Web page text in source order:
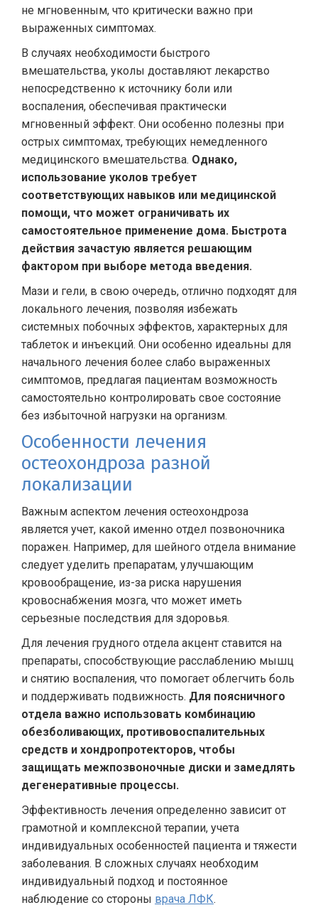
не мгновенным, что критически важно при
выраженных симптомах.
В случаях необходимости быстрого
вмешательства, уколы доставляют лекарство
непосредственно к источнику боли или
воспаления, обеспечивая практически
мгновенный эффект. Они особенно полезны при
острых симптомах, требующих немедленного
медицинского вмешательства. Однако,
использование уколов требует
соответствующих навыков или медицинской
помощи, что может ограничивать их
самостоятельное применение дома. Быстрота
действия зачастую является решающим
фактором при выборе метода введения.
Мази и гели, в свою очередь, отлично подходят для
локального лечения, позволяя избежать
системных побочных эффектов, характерных для
таблеток и инъекций. Они особенно идеальны для
начального лечения более слабо выраженных
симптомов, предлагая пациентам возможность
самостоятельно контролировать свое состояние
без избыточной нагрузки на организм.
Особенности лечения
остеохондроза разной
локализации
Важным аспектом лечения остеохондроза
является учет, какой именно отдел позвоночника
поражен. Например, для шейного отдела внимание
следует уделить препаратам, улучшающим
кровообращение, из-за риска нарушения
кровоснабжения мозга, что может иметь
серьезные последствия для здоровья.
Для лечения грудного отдела акцент ставится на
препараты, способствующие расслаблению мышц
и снятию воспаления, что помогает облегчить боль
и поддерживать подвижность. Для поясничного
отдела важно использовать комбинацию
обезболивающих, противовоспалительных
средств и хондропротекторов, чтобы
защищать межпозвоночные диски и замедлять
дегенеративные процессы.
Эффективность лечения определенно зависит от
грамотной и комплексной терапии, учета
индивидуальных особенностей пациента и тяжести
заболевания. В сложных случаях необходим
индивидуальный подход и постоянное
наблюдение со стороны врача ЛФК.